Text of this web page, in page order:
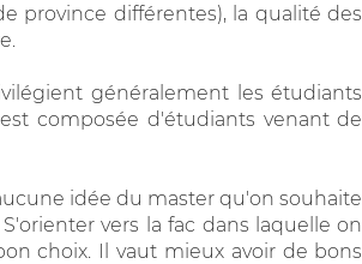
province différentes), la qualité des
généralement les étudiants
composée d'étudiants venant de
idée du master qu'on souhaite
vers la fac dans laquelle on
choix. Il vaut mieux avoir de bons